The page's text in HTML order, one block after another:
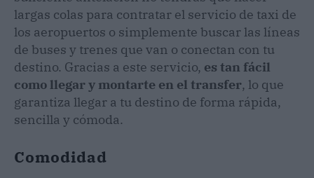
largas colas para contratar el servicio de taxi de
los aeropuertos o simplemente buscar las líneas
de buses y trenes que van o conectan con tu
destino. Gracias a este servicio, es tan fácil
como llegar y montarte en el transfer, lo que
garantiza llegar a tu destino de forma rápida,
sencilla y cómoda.
Comodidad